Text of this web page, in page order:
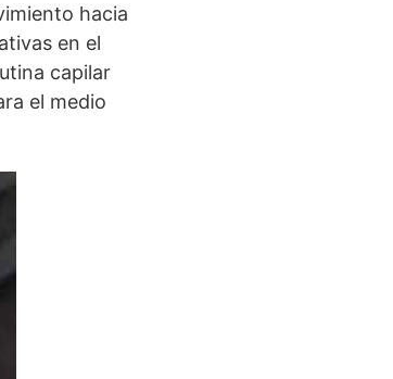
hacia
en el
capilar
el medio